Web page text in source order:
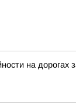
на дорогах